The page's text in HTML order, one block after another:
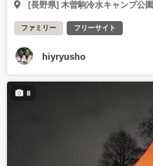
[長野県] 木曽駒冷水キャンプ公園
ファミリー フリーサイト
hiyryusho
8